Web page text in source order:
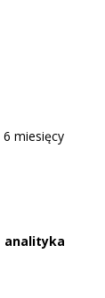
6 miesięcy
analityka